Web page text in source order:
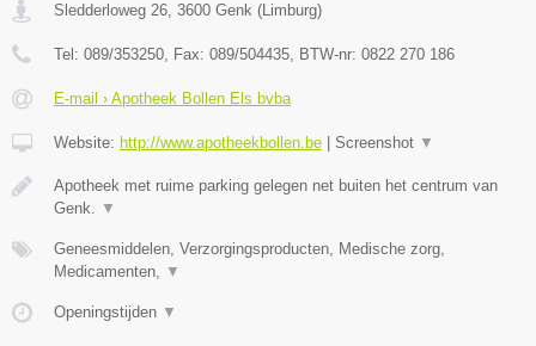
Sledderloweg 26, 3600 Genk (Limburg)
Tel: 089/353250, Fax: 089/504435, BTW-nr: 0822 270 186
E-mail › Apotheek Bollen Els bvba
Website: http://www.apotheekbollen.be Screenshot ▼
Apotheek met ruime parking gelegen net buiten het centrum van
Genk. ▼
Geneesmiddelen, Verzorgingsproducten, Medische zorg,
Medicamenten, ▼
Openingstijden ▼